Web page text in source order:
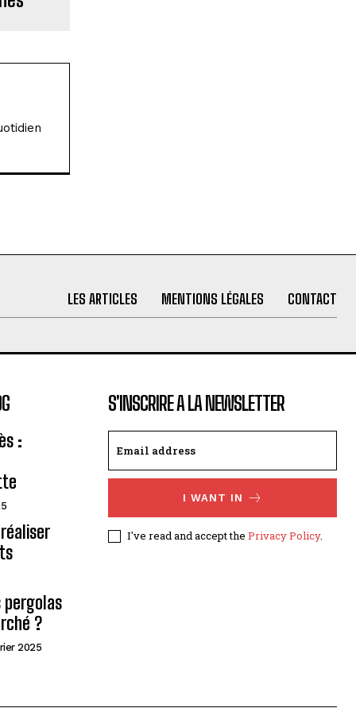
LES ARTICLES MENTIONS LÉGALES CONTACT
:
pergolas
?
2025
S'INSCRIRE A LA NEWSLETTER
I WANT IN
I've read and accept the Privacy Policy.